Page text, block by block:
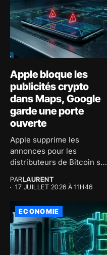
Apple bloque les
publicités crypto
dans Maps, Google
garde une porte
ouverte
Apple supprime les
annonces pour les
distributeurs de Bitcoin sur
PARLAURENT
17 JUILLET 2026 À 11H46
ECONOMIE